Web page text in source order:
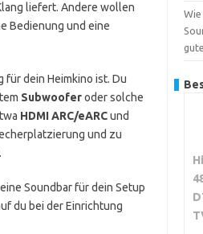
liefert. Andere wollen
Bedienung und eine
für dein Heimkino ist. Du
Subwooferoder solche
HDMI ARC/eARCund
und zu
Soundbar für dein Setup
du bei der Einrichtung